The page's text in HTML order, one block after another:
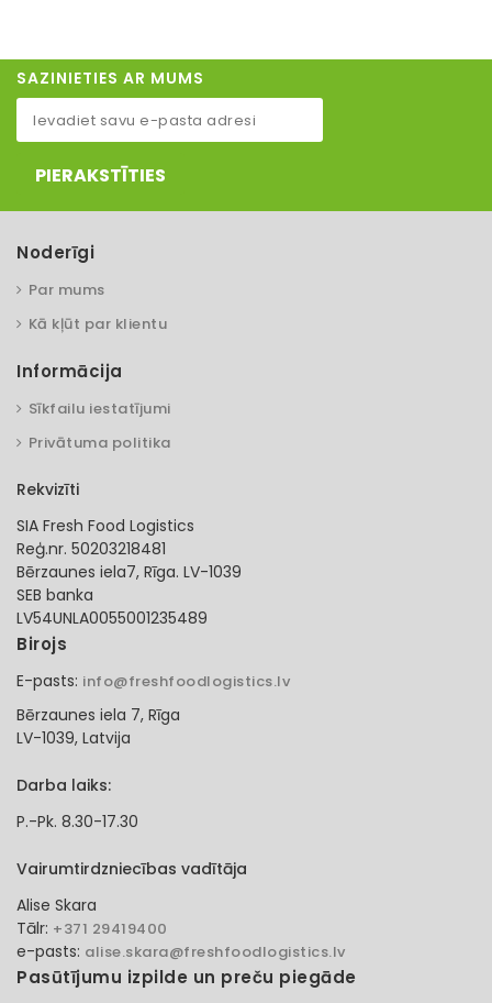
SAZINIETIES AR MUMS
PIERAKSTĪTIES
Noderīgi
Par mums
Kā kļūt par klientu
Informācija
Sīkfailu iestatījumi
Privātuma politika
Rekvizīti
SIA Fresh Food Logistics
Reģ.nr. 50203218481
Bērzaunes iela7, Rīga. LV-1039
SEB banka
LV54UNLA0055001235489
Birojs
E-pasts: info@freshfoodlogistics.lv
Bērzaunes iela 7, Rīga
LV-1039, Latvija
Darba laiks:
P.-Pk. 8.30-17.30
Vairumtirdzniecības vadītāja
Alise Skara
Tālr: +371 29419400
e-pasts: alise.skara@freshfoodlogistics.lv
Pasūtījumu izpilde un preču piegāde